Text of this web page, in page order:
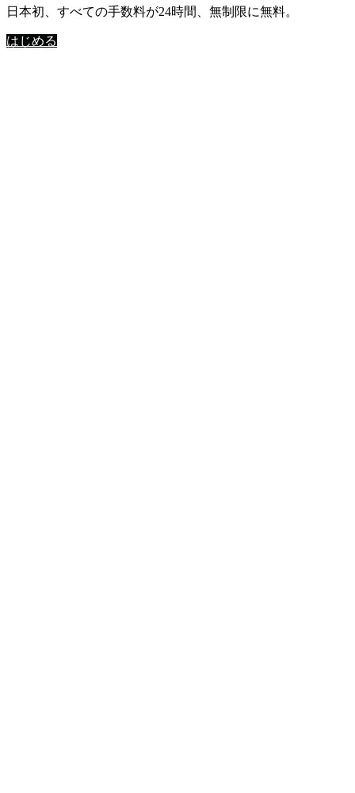
日本初、すべての手数料が24時間、無制限に無料。
はじめる